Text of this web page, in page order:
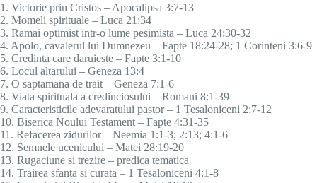
1. Victorie prin Cristos – Apocalipsa 3:7-13
2. Momeli spirituale – Luca 21:34
3. Ramai optimist intr-o lume pesimista – Luca 24:30-32
4. Apolo, cavalerul lui Dumnezeu – Fapte 18:24-28; 1 Corinteni 3:6-9
5. Credinta care daruieste – Fapte 3:1-10
6. Locul altarului – Geneza 13:4
7. O saptamana de trait – Geneza 7:1-6
8. Viata spirituala a credinciosului – Romani 8:1-39
9. Caracteristicile adevaratului pastor – 1 Tesaloniceni 2:7-12
10. Biserica Noului Testament – Fapte 4:31-35
11. Refacerea zidurilor – Neemia 1:1-3; 2:13; 4:1-6
12. Semnele ucenicului – Matei 28:19-20
13. Rugaciune si trezire – predica tematica
14. Trairea sfanta si curata – 1 Tesaloniceni 4:1-8